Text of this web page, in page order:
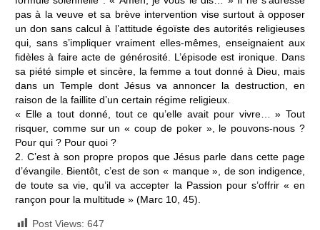
pas à la veuve et sa brève intervention vise surtout à opposer
un don sans calcul à l’attitude égoïste des autorités religieuses
qui, sans s’impliquer vraiment elles-mêmes, enseignaient aux
fidèles à faire acte de générosité. L’épisode est ironique. Dans
sa piété simple et sincère, la femme a tout donné à Dieu, mais
dans un Temple dont Jésus va annoncer la destruction, en
raison de la faillite d’un certain régime religieux.
« Elle a tout donné, tout ce qu’elle avait pour vivre… » Tout
risquer, comme sur un « coup de poker », le pouvons-nous ?
Pour qui ? Pour quoi ?
2. C’est à son propre propos que Jésus parle dans cette page
d’évangile. Bientôt, c’est de son « manque », de son indigence,
de toute sa vie, qu’il va accepter la Passion pour s’offrir « en
rançon pour la multitude » (Marc 10, 45).
Post Views: 647